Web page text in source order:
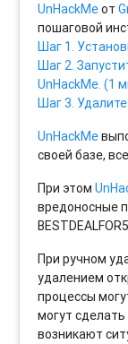
UnHackMeот
пошаговой
Шаг 1.
Шаг 2.
UnHackMe. (1
Шаг 3.
UnHackMe
своей базе,
При этом
вредоносные
При ручном
удалением
процессы
могут сделать
возникают